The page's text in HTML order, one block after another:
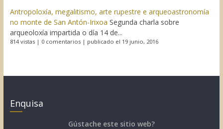
Antropoloxía, megalitismo, arte rupestre e arqueoastronomía
no monte de San Antón-Irixoa Segunda charla sobre
arqueoloxía impartida o día 14 de...
814 vistas| 0 comentarios| publicado el 19 junio, 2016
Enquisa
Gústache este sitio web?